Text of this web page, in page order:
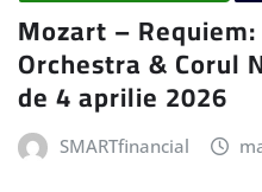
Mozart –
Orchestra & Corul
de 4 aprilie 2026
SMARTfinancial